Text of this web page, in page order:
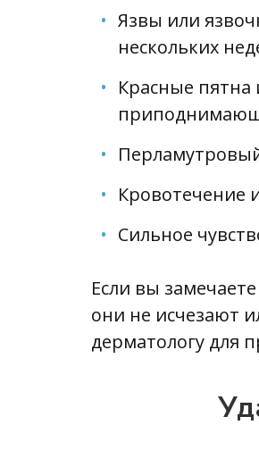
Язвы или
нескольких
Красные пятна
Кровотечение
Сильное
Если вы
они не исчезают
дерматологу для